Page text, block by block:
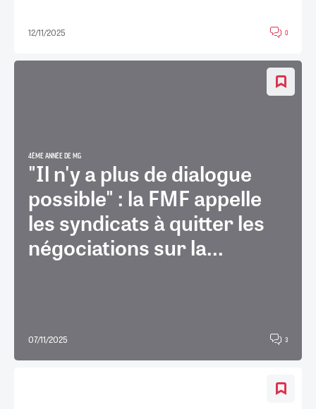
12/11/2025 0
4ÈME ANNÉE DE MG
"Il n'y a plus de dialogue
possible" : la FMF appelle
les syndicats à quitter les
négociations sur la...
07/11/2025 3